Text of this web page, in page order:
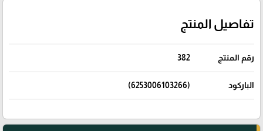
تفاصيل المنتج
رقم المنتج 382
الباركود (6253006103266)